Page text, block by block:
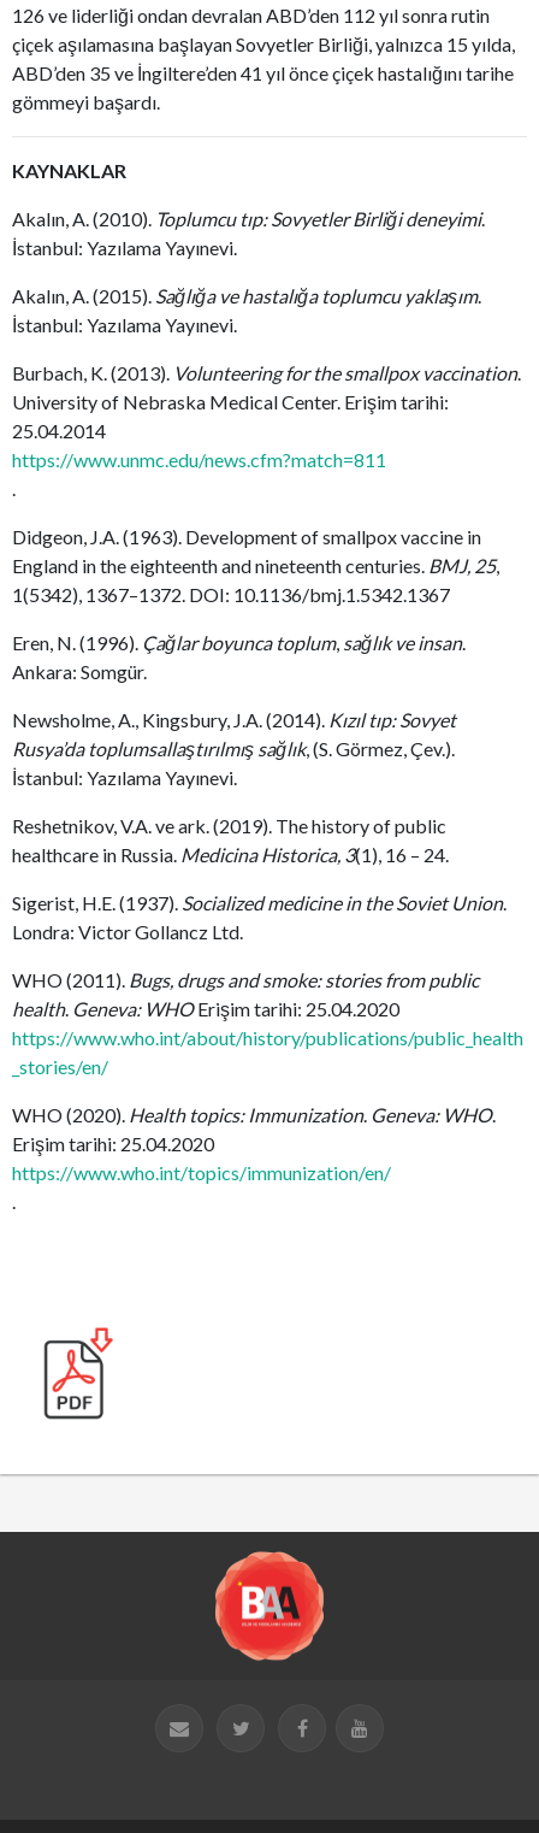
126 ve liderliği ondan devralan ABD’den 112 yıl sonra rutin
çiçek aşılamasına başlayan Sovyetler Birliği, yalnızca 15 yılda,
ABD’den 35 ve İngiltere’den 41 yıl önce çiçek hastalığını tarihe
gömmeyi başardı.
KAYNAKLAR
Akalın, A. (2010). Toplumcu tıp: Sovyetler Birliği deneyimi.
İstanbul: Yazılama Yayınevi.
Akalın, A. (2015). Sağlığa ve hastalığa toplumcu yaklaşım.
İstanbul: Yazılama Yayınevi.
Burbach, K. (2013). Volunteering for the smallpox vaccination.
University of Nebraska Medical Center. Erişim tarihi:
25.04.2014
https://www.unmc.edu/news.cfm?match=811
.
Didgeon, J.A. (1963). Development of smallpox vaccine in
England in the eighteenth and nineteenth centuries. BMJ, 25,
1(5342), 1367–1372. DOI: 10.1136/bmj.1.5342.1367
Eren, N. (1996). Çağlar boyunca toplum, sağlık ve insan.
Ankara: Somgür.
Newsholme, A., Kingsbury, J.A. (2014). Kızıl tıp: Sovyet
Rusya’da toplumsallaştırılmış sağlık, (S. Görmez, Çev.).
İstanbul: Yazılama Yayınevi.
Reshetnikov, V.A. ve ark. (2019). The history of public
healthcare in Russia. Medicina Historica, 3(1), 16 – 24.
Sigerist, H.E. (1937). Socialized medicine in the Soviet Union.
Londra: Victor Gollancz Ltd.
WHO (2011). Bugs, drugs and smoke: stories from public
health. Geneva: WHOErişim tarihi: 25.04.2020
https://www.who.int/about/history/publications/public_health
_stories/en/
WHO (2020). Health topics: Immunization. Geneva: WHO.
Erişim tarihi: 25.04.2020
https://www.who.int/topics/immunization/en/
.